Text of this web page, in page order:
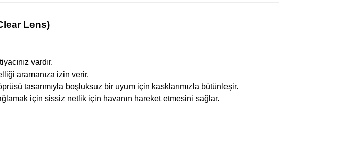
Lens)
vardır.
aramanıza izin verir.
tasarımıyla boşluksuz bir uyum için kasklarımızla bütünleşir.
için sissiz netlik için havanın hareket etmesini sağlar.